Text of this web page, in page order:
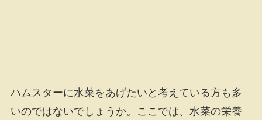
ハムスターに水菜をあげたいと考えている方も多
いのではないでしょうか。ここでは、水菜の栄養